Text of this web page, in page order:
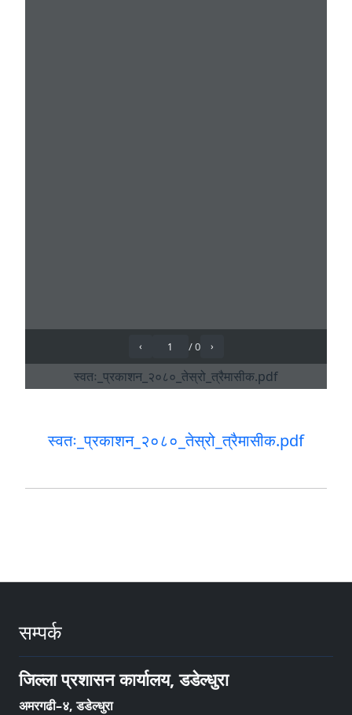
स्वतः_प्रकाशन_२०८०_तेस्रो_त्रैमासीक.pdf
सम्पर्क
जिल्ला प्रशासन कार्यालय, डडेल्धुरा
अमरगढी–४, डडेल्धुरा